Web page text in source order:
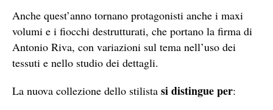
Anche quest’anno tornano protagonisti anche i maxi
volumi e i fiocchi destrutturati, che portano la firma di
Antonio Riva, con variazioni sul tema nell’uso dei
tessuti e nello studio dei dettagli.
La nuova collezione dello stilista si distingue per: